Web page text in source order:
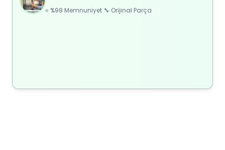
⭐ %98 Memnuniyet 🔧 Orijinal Parça